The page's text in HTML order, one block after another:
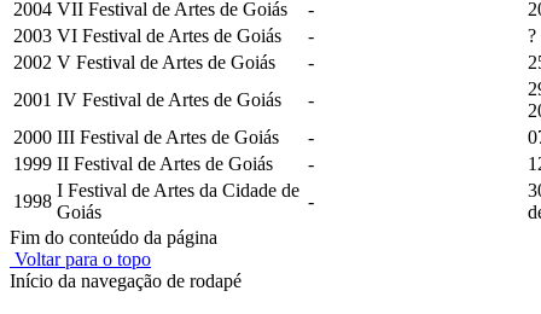
2004 VII Festival de Artes de Goiás -
2003 VI Festival de Artes de Goiás -
?
2002 V Festival de Artes de Goiás -
2001 IV Festival de Artes de Goiás -
2000 III Festival de Artes de Goiás -
1999 II Festival de Artes de Goiás -
1998
I Festival de Artes da Cidade de
Goiás
-
Fim do conteúdo da página
Voltar para o topo
Início da navegação de rodapé